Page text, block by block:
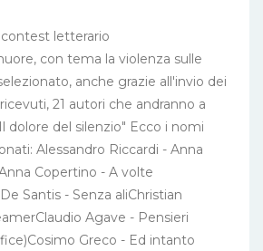
letterario
con tema la violenza sulle
anche grazie all'invio dei
21 autori che andranno a
dolore del silenzio" Ecco i nomi
Alessandro Riccardi - Anna
Copertino - A volte
Santis - Senza aliChristian
Agave - Pensieri
Greco - Ed intanto